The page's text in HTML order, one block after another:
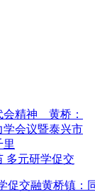
会精神 黄桥：
学会议暨泰兴市
多元研学促交
黄桥镇：